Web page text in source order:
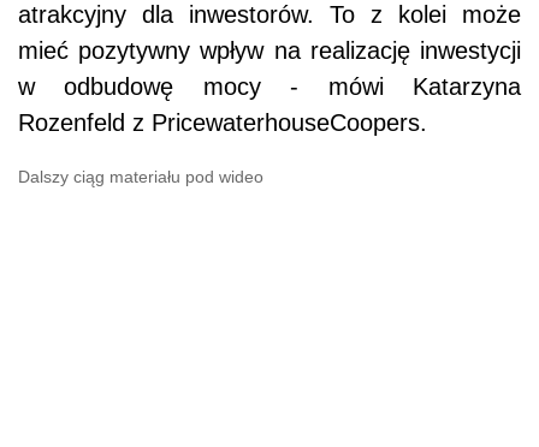
atrakcyjny dla inwestorów. To z kolei może
mieć pozytywny wpływ na realizację inwestycji
w odbudowę mocy - mówi Katarzyna
Rozenfeld z PricewaterhouseCoopers.
Dalszy ciąg materiału pod wideo